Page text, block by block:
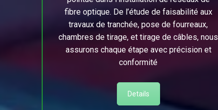
fibre optique. De l’étude de faisabilité aux
travaux de tranchée, pose de fourreaux,
chambres de tirage, et tirage de câbles, nous
assurons chaque étape avec précision et
conformité
Details